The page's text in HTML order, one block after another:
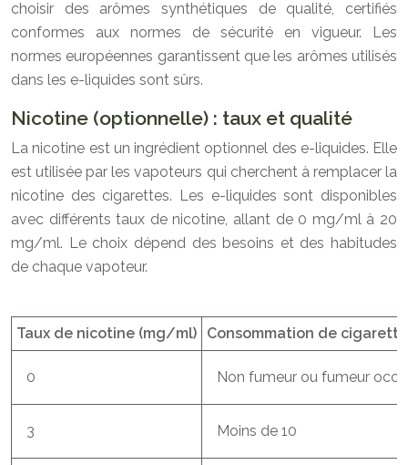
choisir des arômes synthétiques de qualité, certifiés
conformes aux normes de sécurité en vigueur. Les
normes européennes garantissent que les arômes utilisés
dans les e-liquides sont sûrs.
Nicotine (optionnelle) : taux et qualité
La nicotine est un ingrédient optionnel des e-liquides. Elle
est utilisée par les vapoteurs qui cherchent à remplacer la
nicotine des cigarettes. Les e-liquides sont disponibles
avec différents taux de nicotine, allant de 0 mg/ml à 20
mg/ml. Le choix dépend des besoins et des habitudes
de chaque vapoteur.
Taux de nicotine (mg/ml) Consommation de
0 Non fumeur ou fumeur
3 Moins de 10